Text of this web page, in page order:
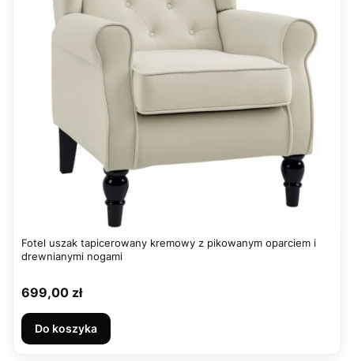
Fotel uszak tapicerowany kremowy z pikowanym oparciem i
drewnianymi nogami
Cena
699,00 zł
Do koszyka